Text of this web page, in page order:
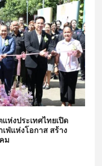
ห่งประเทศไทยเปิด
ฟ่แห่งโอกาส สร้าง
ม